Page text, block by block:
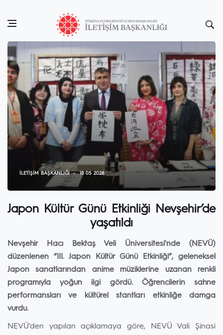
İLETIŞIM BAŞKANLIĞI 18 05 2026
Japon Kültür Günü Etkinliği Nevşehir’de
yaşatıldı
Nevşehir Hacı Bektaş Veli Üniversitesi'nde (NEVÜ)
düzenlenen “III. Japon Kültür Günü Etkinliği”, geleneksel
Japon sanatlarından anime müziklerine uzanan renkli
programıyla yoğun ilgi gördü. Öğrencilerin sahne
performansları ve kültürel stantları etkinliğe damga
vurdu.
NEVÜ'den yapılan açıklamaya göre, NEVÜ Vali Şinasi